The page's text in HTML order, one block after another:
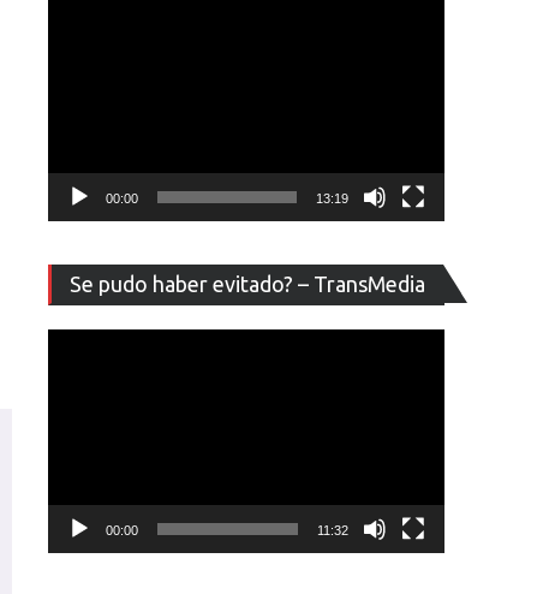
00:00 13:19
Se pudo haber evitado? – TransMedia
de
vídeo
00:00 11:32